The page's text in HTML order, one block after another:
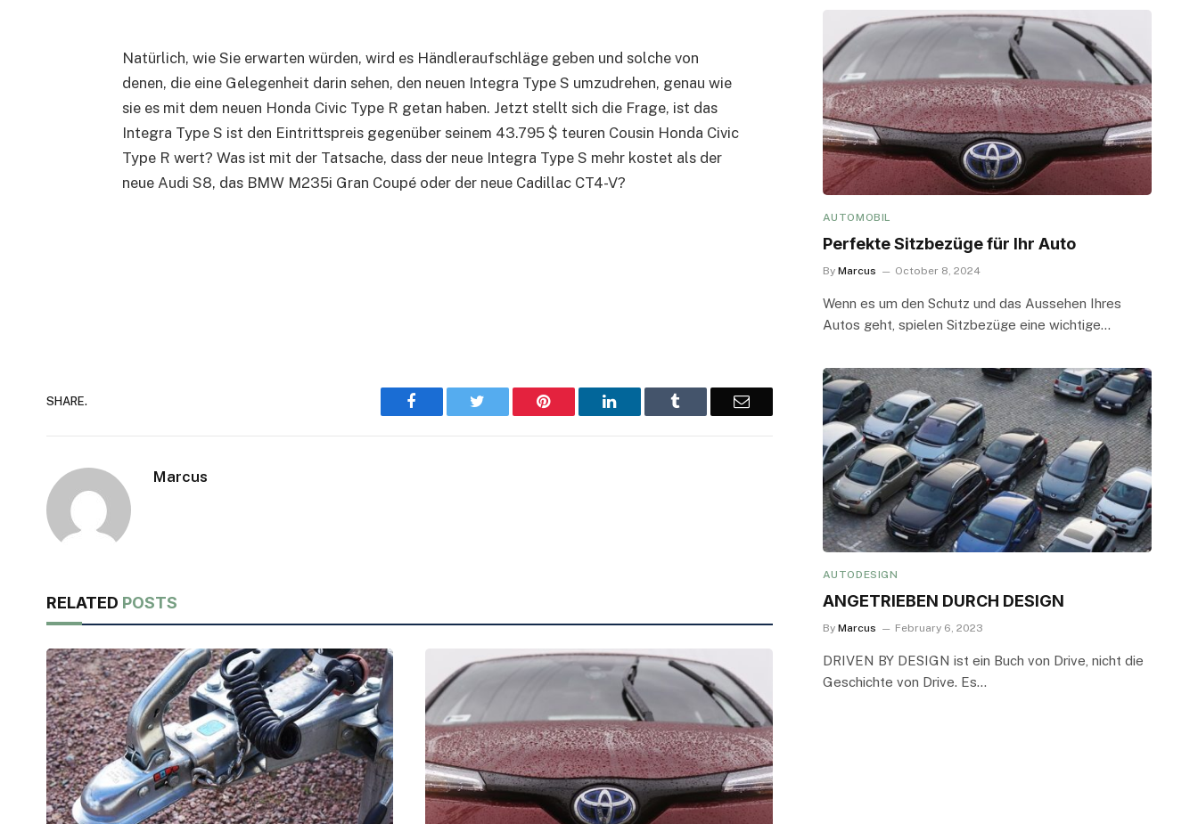
Natürlich, wie Sie erwarten würden, wird es Händleraufschläge geben und solche von
denen, die eine Gelegenheit darin sehen, den neuen Integra Type S umzudrehen, genau wie
sie es mit dem neuen Honda Civic Type R getan haben. Jetzt stellt sich die Frage, ist das
Integra Type S ist den Eintrittspreis gegenüber seinem 43.795 $ teuren Cousin Honda Civic
Type R wert? Was ist mit der Tatsache, dass der neue Integra Type S mehr kostet als der
neue Audi S8, das BMW M235i Gran Coupé oder der neue Cadillac CT4-V?
SHARE. Facebook Pinterest LinkedIn Email
Marcus
RELATED POSTS
AUTOMOBIL
Perfekte Sitzbezüge für Ihr Auto
By Marcus October 8, 2024
Wenn es um den Schutz und das Aussehen Ihres
Autos geht, spielen Sitzbezüge eine wichtige…
AUTODESIGN
ANGETRIEBEN DURCH DESIGN
By Marcus February 6, 2023
DRIVEN BY DESIGN ist ein Buch von Drive, nicht die
Geschichte von Drive. Es…